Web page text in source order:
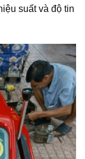
suất và độ tin